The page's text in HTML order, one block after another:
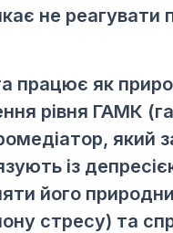
не реагувати
працює як
рівня ГАМК
який
із
його
стресу) та